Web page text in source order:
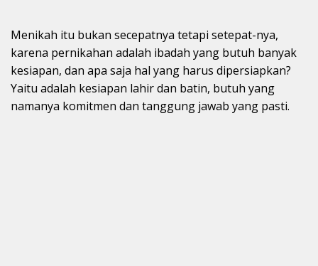
Menikah itu bukan secepatnya tetapi setepat-nya,
karena pernikahan adalah ibadah yang butuh banyak
kesiapan, dan apa saja hal yang harus dipersiapkan?
Yaitu adalah kesiapan lahir dan batin, butuh yang
namanya komitmen dan tanggung jawab yang pasti.